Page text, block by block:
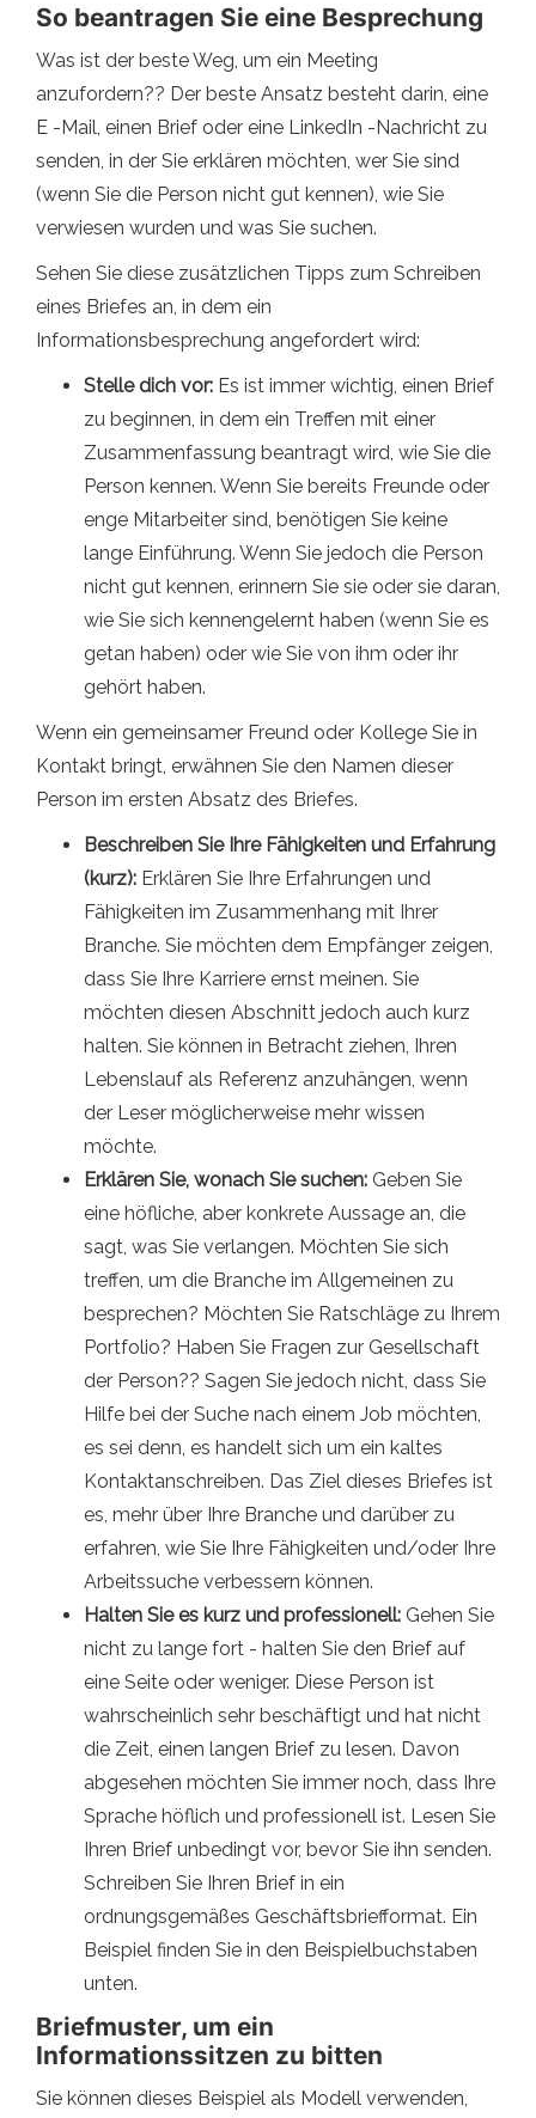
So beantragen Sie eine Besprechung
Was ist der beste Weg, um ein Meeting
anzufordern?? Der beste Ansatz besteht darin, eine
E -Mail, einen Brief oder eine LinkedIn -Nachricht zu
senden, in der Sie erklären möchten, wer Sie sind
(wenn Sie die Person nicht gut kennen), wie Sie
verwiesen wurden und was Sie suchen.
Sehen Sie diese zusätzlichen Tipps zum Schreiben
eines Briefes an, in dem ein
Informationsbesprechung angefordert wird:
Stelle dich vor: Es ist immer wichtig, einen Brief
zu beginnen, in dem ein Treffen mit einer
Zusammenfassung beantragt wird, wie Sie die
Person kennen. Wenn Sie bereits Freunde oder
enge Mitarbeiter sind, benötigen Sie keine
lange Einführung. Wenn Sie jedoch die Person
nicht gut kennen, erinnern Sie sie oder sie daran,
wie Sie sich kennengelernt haben (wenn Sie es
getan haben) oder wie Sie von ihm oder ihr
gehört haben.
Wenn ein gemeinsamer Freund oder Kollege Sie in
Kontakt bringt, erwähnen Sie den Namen dieser
Person im ersten Absatz des Briefes.
Beschreiben Sie Ihre Fähigkeiten und Erfahrung
(kurz): Erklären Sie Ihre Erfahrungen und
Fähigkeiten im Zusammenhang mit Ihrer
Branche. Sie möchten dem Empfänger zeigen,
dass Sie Ihre Karriere ernst meinen. Sie
möchten diesen Abschnitt jedoch auch kurz
halten. Sie können in Betracht ziehen, Ihren
Lebenslauf als Referenz anzuhängen, wenn
der Leser möglicherweise mehr wissen
möchte.
Erklären Sie, wonach Sie suchen: Geben Sie
eine höfliche, aber konkrete Aussage an, die
sagt, was Sie verlangen. Möchten Sie sich
treffen, um die Branche im Allgemeinen zu
besprechen? Möchten Sie Ratschläge zu Ihrem
Portfolio? Haben Sie Fragen zur Gesellschaft
der Person?? Sagen Sie jedoch nicht, dass Sie
Hilfe bei der Suche nach einem Job möchten,
es sei denn, es handelt sich um ein kaltes
Kontaktanschreiben. Das Ziel dieses Briefes ist
es, mehr über Ihre Branche und darüber zu
erfahren, wie Sie Ihre Fähigkeiten und/oder Ihre
Arbeitssuche verbessern können.
Halten Sie es kurz und professionell: Gehen Sie
nicht zu lange fort - halten Sie den Brief auf
eine Seite oder weniger. Diese Person ist
wahrscheinlich sehr beschäftigt und hat nicht
die Zeit, einen langen Brief zu lesen. Davon
abgesehen möchten Sie immer noch, dass Ihre
Sprache höflich und professionell ist. Lesen Sie
Ihren Brief unbedingt vor, bevor Sie ihn senden.
Schreiben Sie Ihren Brief in ein
ordnungsgemäßes Geschäftsbriefformat. Ein
Beispiel finden Sie in den Beispielbuchstaben
unten.
Briefmuster, um ein
Informationssitzen zu bitten
Sie können dieses Beispiel als Modell verwenden,